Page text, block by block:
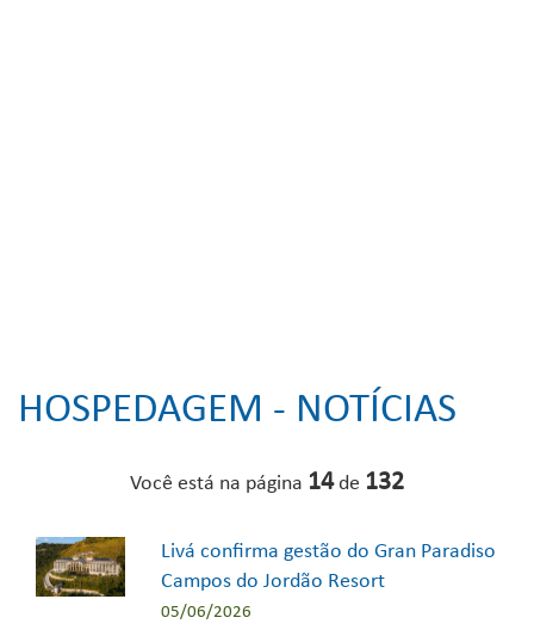
HOSPEDAGEM - NOTÍCIAS
Você está na página 14de 132
Livá confirma gestão do Gran Paradiso
Campos do Jordão Resort
05/06/2026